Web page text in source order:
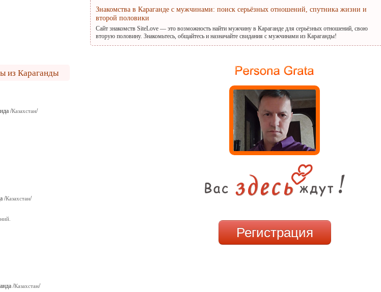
Знакомства в Караганде с мужчинами: поиск серьёзных отношений, спутника жизни и
второй половики
Сайт знакомств SiteLove — это возможность найти мужчину в Караганде для серьёзных отношений, свою
вторую половину. Знакомьтесь, общайтесь и назначайте свидания с мужчинами из Караганды!
из Караганды
Регистрация
/Казахстан/
/Казахстан/
/Казахстан/